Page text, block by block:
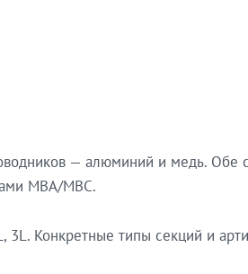
— алюминий и медь. Обе
МВА/МВС.
3L. Конкретные типы секций и